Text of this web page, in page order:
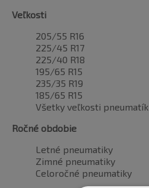
Veľkosti
205/55 R16
225/45 R17
225/40 R18
195/65 R15
235/35 R19
185/65 R15
Všetky veľkosti pneumatík
Ročné obdobie
Letné pneumatiky
Zimné pneumatiky
Celoročné pneumatiky